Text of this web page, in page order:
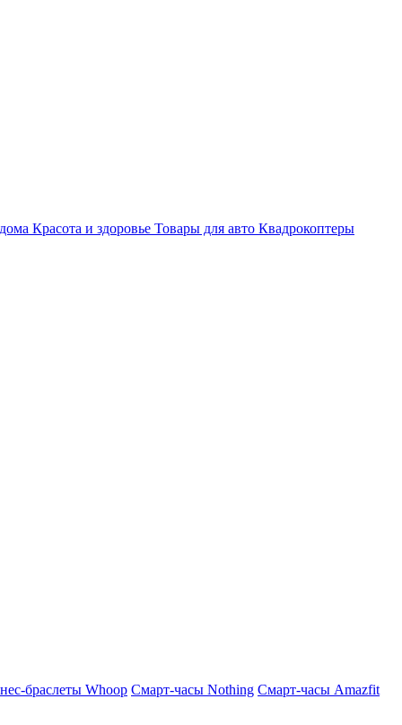
Красота и здоровье Товары для авто Квадрокоптеры
браслеты Whoop Смарт-часы Nothing Смарт-часы Amazfit